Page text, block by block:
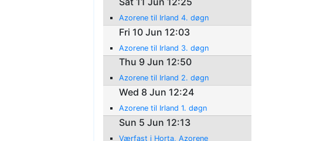
Azorene til Irland 4. døgn
Fri 10 Jun 12:03
Azorene til Irland 3. døgn
Thu 9 Jun 12:50
Azorene til Irland 2. døgn
Wed 8 Jun 12:24
Azorene til Irland 1. døgn
Sun 5 Jun 12:13
Værfast i Horta, Azorene